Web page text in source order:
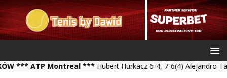
ATP Montreal ***Hubert Hurkacz 6-4, 7-6(4) Alejandro